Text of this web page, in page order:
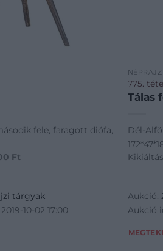
fele, faragott diófa,
Ft
tárgyak
10-02 17:00
775.
Tálas
Dél-
Aukció:
Aukció